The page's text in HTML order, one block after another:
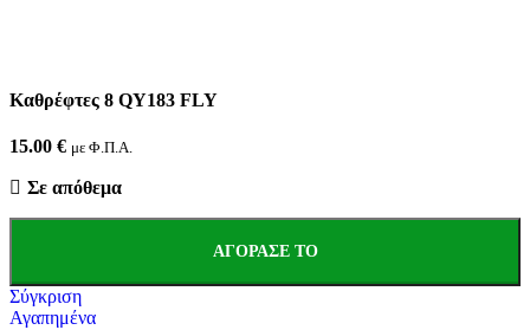
Καθρέφτες 8 QY183 FLY
15.00 € με Φ.Π.Α.
Σε απόθεμα
ΑΓΌΡΑΣΕ ΤΟ
Σύγκριση
Αγαπημένα